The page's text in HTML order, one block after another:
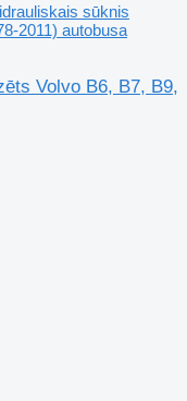
sūknis
2011) autobusa
Volvo B6, B7, B9,